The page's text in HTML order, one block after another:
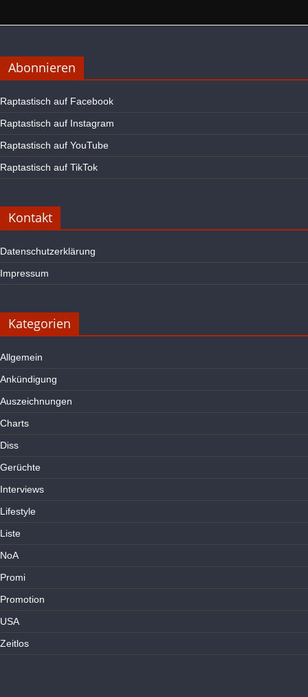
Abonnieren
Raptastisch auf Facebook
Raptastisch auf Instagram
Raptastisch auf YouTube
Raptastisch auf TikTok
Kontakt
Datenschutzerklärung
Impressum
Kategorien
Allgemein
Ankündigung
Auszeichnungen
Charts
Diss
Gerüchte
Interviews
Lifestyle
Liste
NoA
Promi
Promotion
USA
Zeitlos